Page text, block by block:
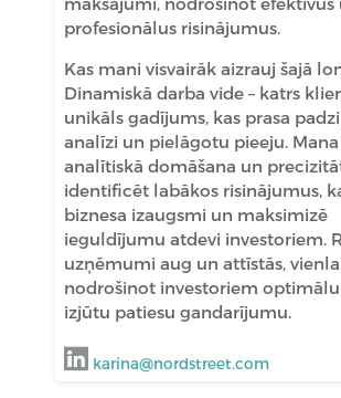
profesionālus risinājumus.
Kas mani visvairāk aizrauj šajā
Dinamiskā darba vide – katrs
unikāls gadījums, kas prasa
analīzi un pielāgotu pieeju.
analītiskā domāšana un
identificēt labākos risinājumus,
biznesa izaugsmi un maksimizē
ieguldījumu atdevi investoriem.
uzņēmumi aug un attīstās,
nodrošinot investoriem optimālu
izjūtu patiesu gandarījumu.
karina@nordstreet.com